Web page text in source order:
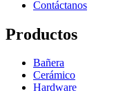
Contáctanos
Productos
Bañera
Cerámico
Hardware